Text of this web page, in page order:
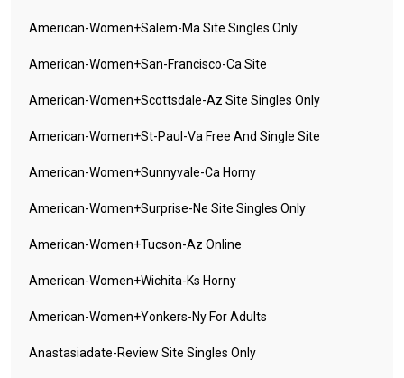
American-Women+salem-Ma Site Singles Only
American-Women+san-Francisco-Ca Site
American-Women+scottsdale-Az Site Singles Only
American-Women+st-Paul-Va Free And Single Site
American-Women+sunnyvale-Ca Horny
American-Women+surprise-Ne Site Singles Only
American-Women+tucson-Az Online
American-Women+wichita-Ks Horny
American-Women+yonkers-Ny For Adults
Anastasiadate-Review Site Singles Only